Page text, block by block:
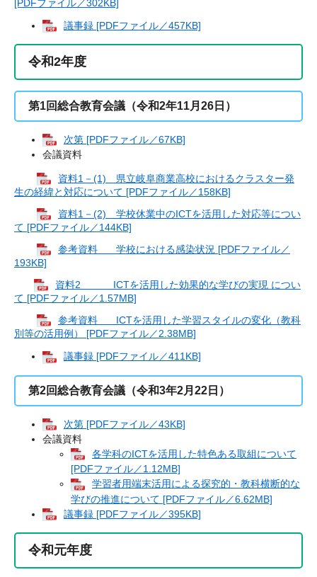
[PDFファイル／302KB]
議事録 [PDFファイル／457KB]
令和2年度
第1回総合教育会議（令和2年11月26日）
次第 [PDFファイル／67KB]
会議資料
資料1－(1) 県立岐阜商業高校におけるクラスター発
生の経緯と対応について [PDFファイル／158KB]
資料1－(2) 学校休業中のICTを活用した対応等につい
て [PDFファイル／144KB]
参考資料 学校における感染状況 [PDFファイル／
193KB]
資料2 ICTを活用した効果的な学びの実現 につい
て [PDFファイル／1.57MB]
参考資料 ICTを活用した学習スタイルの変化（教科
別等の活用例） [PDFファイル／2.38MB]
議事録 [PDFファイル／411KB]
第2回総合教育会議（令和3年2月22日）
次第 [PDFファイル／43KB]
会議資料
各学科のICTを活用した特色ある取組について
[PDFファイル／1.12MB]
学習者⽤端末活⽤による探究的・教科横断的な
学びの推進について [PDFファイル／6.62MB]
議事録 [PDFファイル／395KB]
令和元年度